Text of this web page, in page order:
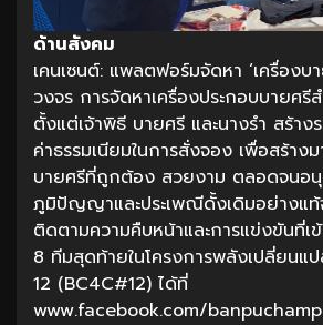
ด้านสังคม
เคนเซนต์: แพลตฟอร์มจัดหา ‘เครื่องบ
วงจร การจัดหาเครื่องประกอบบายศรี
ตั้งแต่เจ้าพิธี บายศรี และนางรำ สร้าง
ค่าธรรมเนียมในการสั่งจอง เพื่อสร้าง
บายศรีที่ถูกต้อง สวยงาม ตลอดจนอนุ
ภูมิปัญญาและประเพณีดั้งเดิมอย่างแท้
ติดตามความคืบหน้าและการแข่งขันที่เ
8 ทีมสุดท้ายในโครงการพลังเปลี่ยนแ
12 (BC4C#12) ได้ที่
www.facebook.com/